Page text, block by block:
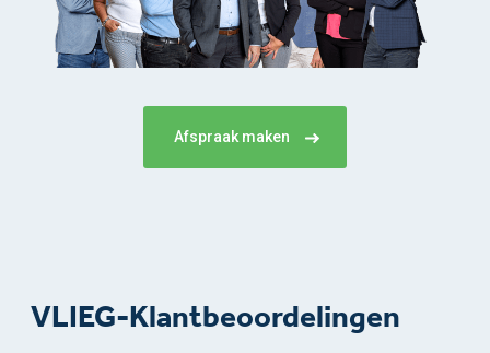
Afspraak maken
VLIEG-Klantbeoordelingen